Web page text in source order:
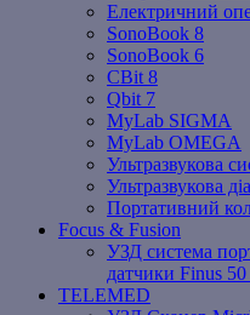
Електричний
SonoBook 8
SonoBook 6
СBit 8
Qbit 7
MyLab SIGMA
MyLab OMEGA
Ультразвукова
Ультразвукова
Портативний
Focus & Fusion
УЗД система
датчики Finus
TELEMED